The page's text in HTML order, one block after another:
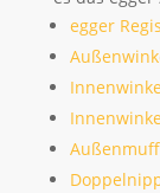
egger